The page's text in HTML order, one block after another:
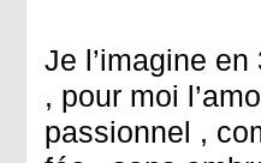
Je l’imagine
, pour moi
passionnel ,